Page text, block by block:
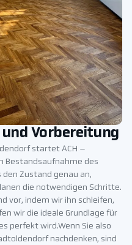
Vorbereitung
startet ACH –
Bestandsaufnahme des
den Zustand genau an,
die notwendigen Schritte.
vor, indem wir ihn schleifen,
wir die ideale Grundlage für
perfekt wird.Wenn Sie also
nachdenken, sind